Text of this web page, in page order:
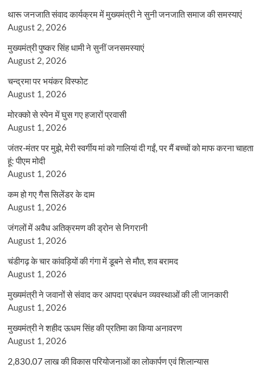
थारू जनजाति संवाद कार्यक्रम में मुख्यमंत्री ने सुनी जनजाति समाज की समस्याएं
August 2, 2026
मुख्यमंत्री पुष्कर सिंह धामी ने सुनीं जनसमस्याएं
August 2, 2026
चन्द्रमा पर भयंकर विस्फोट
August 1, 2026
मोरक्को से स्पेन में घुस गए हजारों प्रवासी
August 1, 2026
जंतर-मंतर पर मुझे, मेरी स्वर्गीय मां को गालियां दी गईं, पर मैं बच्चों को माफ करना चाहता
हूं: पीएम मोदी
August 1, 2026
कम हो गए गैस सिलेंडर के दाम
August 1, 2026
जंगलों में अवैध अतिक्रमण की ड्रोन से निगरानी
August 1, 2026
चंडीगढ़ के चार कांवड़ियों की गंगा में डूबने से मौत, शव बरामद
August 1, 2026
मुख्यमंत्री ने जवानों से संवाद कर आपदा प्रबंधन व्यवस्थाओं की ली जानकारी
August 1, 2026
मुख्यमंत्री ने शहीद ऊधम सिंह की प्रतिमा का किया अनावरण
August 1, 2026
2,830.07 लाख की विकास परियोजनाओं का लोकार्पण एवं शिलान्यास